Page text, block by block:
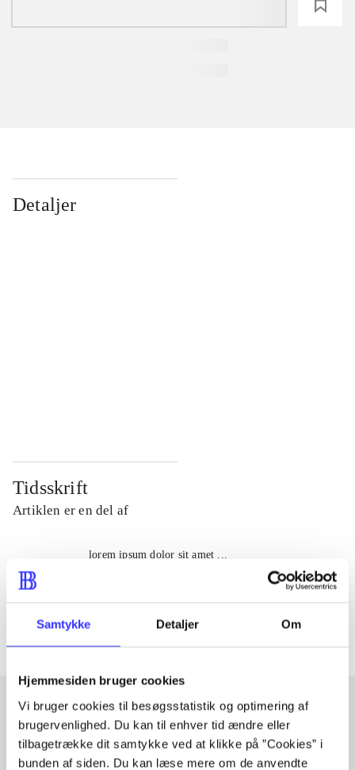
Samtykke Detaljer Om
Hjemmesiden bruger cookies
Vi bruger cookies til besøgsstatistik og optimering af
brugervenlighed. Du kan til enhver tid ændre eller
tilbagetrække dit samtykke ved at klikke på ”Cookies” i
bunden af siden. Du kan læse mere om de anvendte
Detaljer
Tidsskrift
Artiklen er en del af
lorem ipsum dolor sit amet ...
Artikler med samme emner
Fra